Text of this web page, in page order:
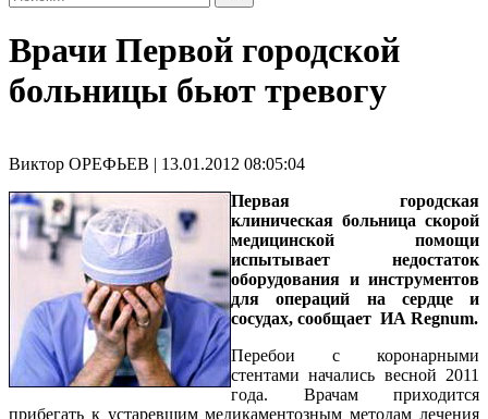
Врачи Первой городской
больницы бьют тревогу
Виктор ОРЕФЬЕВ | 13.01.2012 08:05:04
Первая городская
клиническая больница скорой
медицинской помощи
испытывает недостаток
оборудования и инструментов
для операций на сердце и
сосудах, сообщает ИА Regnum.
Перебои с коронарными
стентами начались весной 2011
года. Врачам приходится
прибегать к устаревшим медикаментозным методам лечения